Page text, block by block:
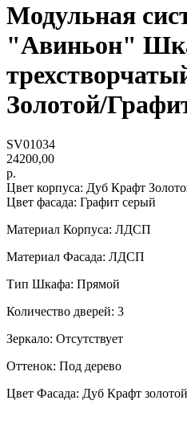
Модульная
"Авиньон"
Золотой/
SV01034
24200,00
р.
Цвет корпуса: Дуб Крафт
Цвет фасада: Графит серый
Материал Корпуса: ЛДСП
Материал Фасада: ЛДСП
Тип Шкафа: Прямой
Количество дверей: 3
Зеркало: Отсутствует
Оттенок: Под дерево
Цвет Фасада: Дуб Крафт золотой